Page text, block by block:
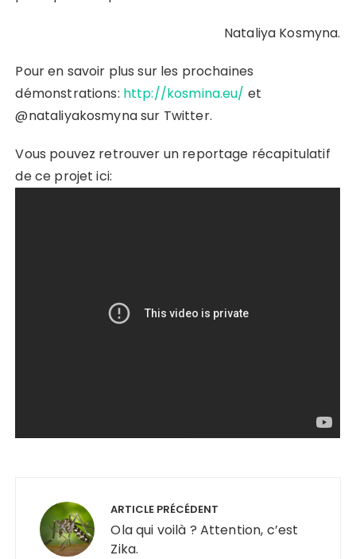
Nataliya Kosmyna.
Pour en savoir plus sur les prochaines
démonstrations: http://kosmina.eu/ et
@nataliyakosmyna sur Twitter.
Vous pouvez retrouver un reportage récapitulatif
de ce projet ici:
l’article
ARTICLE PRÉCÉDENT
Ola qui voilà ? Attention, c’est
Zika.